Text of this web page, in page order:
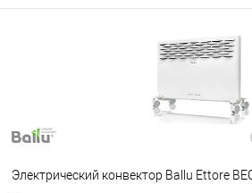
Электрический конвектор Ballu Ettore